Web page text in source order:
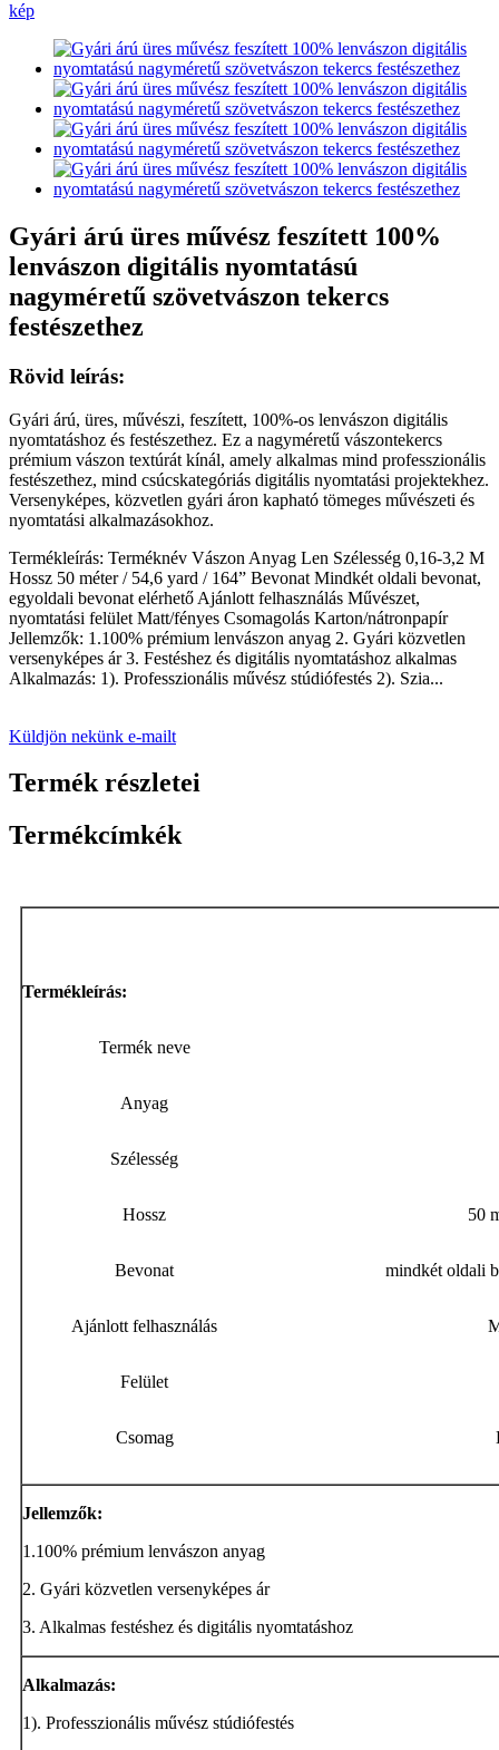
Gyári árú üres művész feszített 100%
lenvászon digitális nyomtatású
nagyméretű szövetvászon tekercs
festészethez
Rövid leírás:
Gyári árú, üres, művészi, feszített, 100%-os lenvászon digitális
nyomtatáshoz és festészethez. Ez a nagyméretű vászontekercs
prémium vászon textúrát kínál, amely alkalmas mind professzionális
festészethez, mind csúcskategóriás digitális nyomtatási projektekhez.
Versenyképes, közvetlen gyári áron kapható tömeges művészeti és
nyomtatási alkalmazásokhoz.
Termékleírás: Terméknév Vászon Anyag Len Szélesség 0,16-3,2 M
Hossz 50 méter / 54,6 yard / 164” Bevonat Mindkét oldali bevonat,
egyoldali bevonat elérhető Ajánlott felhasználás Művészet,
nyomtatási felület Matt/fényes Csomagolás Karton/nátronpapír
Jellemzők: 1.100% prémium lenvászon anyag 2. Gyári közvetlen
versenyképes ár 3. Festéshez és digitális nyomtatáshoz alkalmas
Alkalmazás: 1). Professzionális művész stúdiófestés 2). Szia...
Küldjön nekünk e-mailt
Termék részletei
Termékcímkék
Termékleírás:
Termék neve
Anyag
Szélesség
Hossz 50
Bevonat mindkét oldali
Ajánlott felhasználás
Felület
Csomag
Jellemzők:
1.100% prémium lenvászon anyag
2. Gyári közvetlen versenyképes ár
3. Alkalmas festéshez és digitális nyomtatáshoz
Alkalmazás:
1). Professzionális művész stúdiófestés